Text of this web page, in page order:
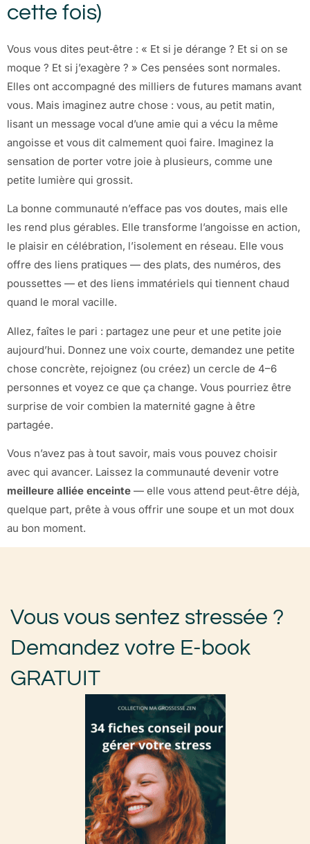
cette fois)
Vous vous dites peut‑être : « Et si je dérange ? Et si on se
moque ? Et si j’exagère ? » Ces pensées sont normales.
Elles ont accompagné des milliers de futures mamans avant
vous. Mais imaginez autre chose : vous, au petit matin,
lisant un message vocal d’une amie qui a vécu la même
angoisse et vous dit calmement quoi faire. Imaginez la
sensation de porter votre joie à plusieurs, comme une
petite lumière qui grossit.
La bonne communauté n’efface pas vos doutes, mais elle
les rend plus gérables. Elle transforme l’angoisse en action,
le plaisir en célébration, l’isolement en réseau. Elle vous
offre des liens pratiques — des plats, des numéros, des
poussettes — et des liens immatériels qui tiennent chaud
quand le moral vacille.
Allez, faîtes le pari : partagez une peur et une petite joie
aujourd’hui. Donnez une voix courte, demandez une petite
chose concrète, rejoignez (ou créez) un cercle de 4–6
personnes et voyez ce que ça change. Vous pourriez être
surprise de voir combien la maternité gagne à être
partagée.
Vous n’avez pas à tout savoir, mais vous pouvez choisir
avec qui avancer. Laissez la communauté devenir votre
meilleure alliée enceinte — elle vous attend peut‑être déjà,
quelque part, prête à vous offrir une soupe et un mot doux
au bon moment.
Vous vous sentez stressée ?
Demandez votre E-book
GRATUIT